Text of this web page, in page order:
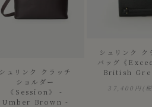
シュリンク クラッチ
ショルダー
《Session》 -
Umber Brown -
シュリンク ク
バッグ《
British
37,400円(